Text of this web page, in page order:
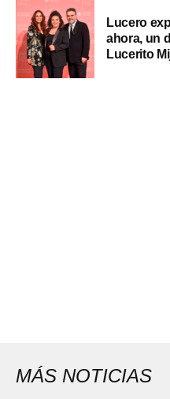
Lucero
ahora, un
Lucerito
MÁS NOTICIAS